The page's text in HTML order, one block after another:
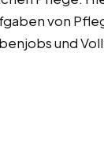
von
und